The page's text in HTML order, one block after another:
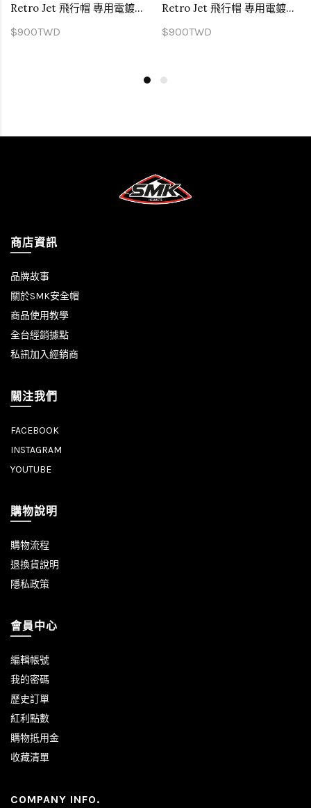
Retro Jet 飛行帽 專用電鍍彩片
$900TWD
Retro Jet 飛行帽 專用電鍍銀片
$900TWD
商店資訊
品牌故事
關於SMK安全帽
商品使用教學
全台經銷據點
私訊加入經銷商
關注我們
FACEBOOK
INSTAGRAM
YOUTUBE
購物說明
購物流程
退換貨說明
隱私政策
會員中心
編輯帳號
我的密碼
歷史訂單
紅利點數
購物抵用金
收藏清單
COMPANY INFO.